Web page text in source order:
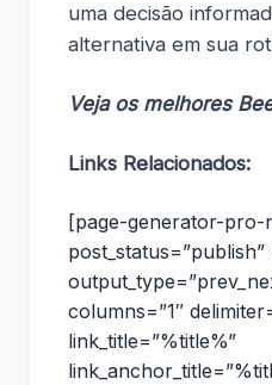
uma decisão
alternativa em sua
Veja os melhores
Links Relacionados:
[page-generator-pro-
post_status=”publish”
columns=”1″
link_title=”%title%”